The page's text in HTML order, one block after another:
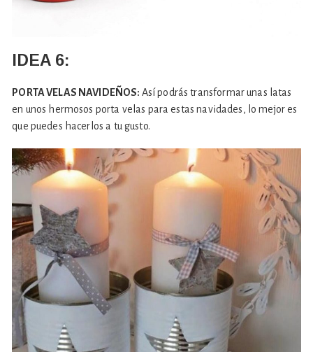
IDEA 6:
PORTA VELAS NAVIDEÑOS: Así podrás transformar unas latas
en unos hermosos porta velas para estas navidades, lo mejor es
que puedes hacerlos a tu gusto.